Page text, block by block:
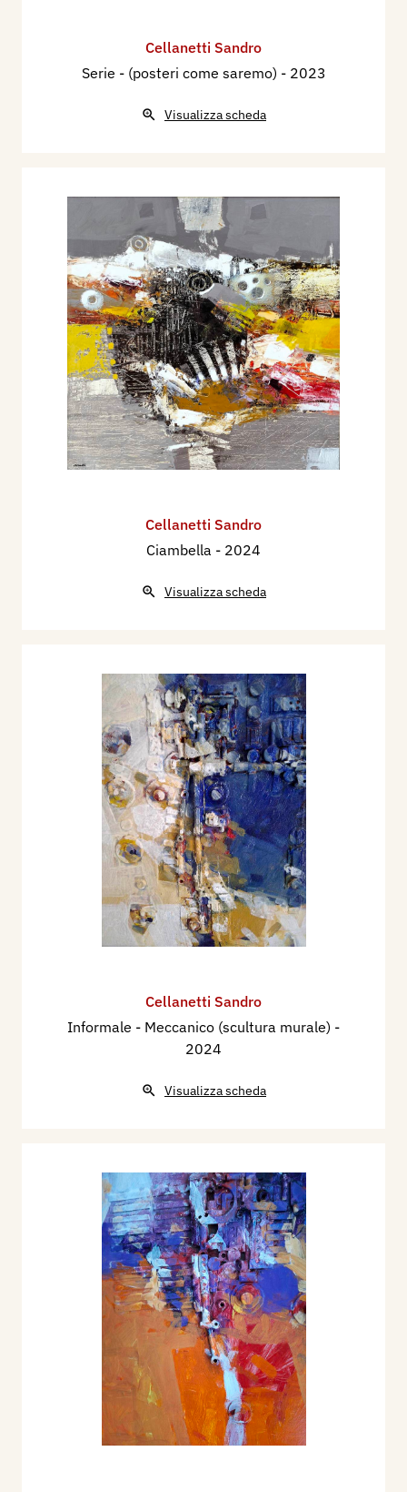
Cellanetti Sandro
Serie - (posteri come saremo) - 2023
Visualizza scheda
Cellanetti Sandro
Ciambella - 2024
Visualizza scheda
Cellanetti Sandro
Informale - Meccanico (scultura murale) -
2024
Visualizza scheda